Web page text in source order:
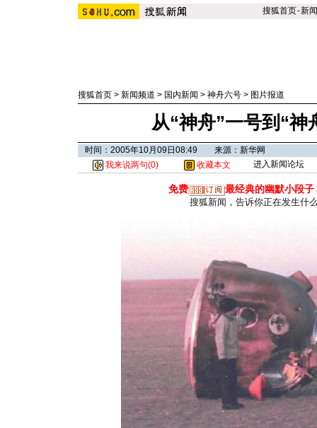
搜狐首页-新闻
搜狐首页 > 新闻频道 > 国内新闻 > 神舟六号 > 图片报道
从“神舟”一号到“神
时间：2005年10月09日08:49 来源：新华网
我来说两句(0) 收藏本文 进入新闻论坛
免费 最经典的幽默小段子
搜狐新闻，告诉你正在发生什